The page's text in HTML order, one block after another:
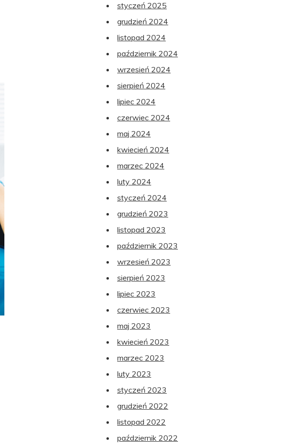
styczeń 2025
grudzień 2024
listopad 2024
październik 2024
wrzesień 2024
sierpień 2024
lipiec 2024
czerwiec 2024
maj 2024
kwiecień 2024
marzec 2024
luty 2024
styczeń 2024
grudzień 2023
listopad 2023
październik 2023
wrzesień 2023
sierpień 2023
lipiec 2023
czerwiec 2023
maj 2023
kwiecień 2023
marzec 2023
luty 2023
styczeń 2023
grudzień 2022
listopad 2022
październik 2022